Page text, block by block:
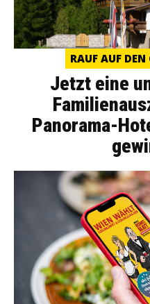
RAUF AUF DEN
Jetzt eine
Panorama-